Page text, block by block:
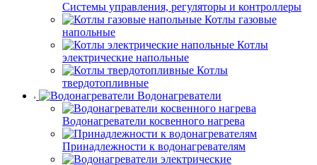
Системы управления, регуляторы и контроллеры
Котлы газовые
напольные
Котлы
электрические напольные
Котлы
твердотопливные
Водонагреватели
Водонагреватели косвенного нагрева
Принадлежности к водонагревателям